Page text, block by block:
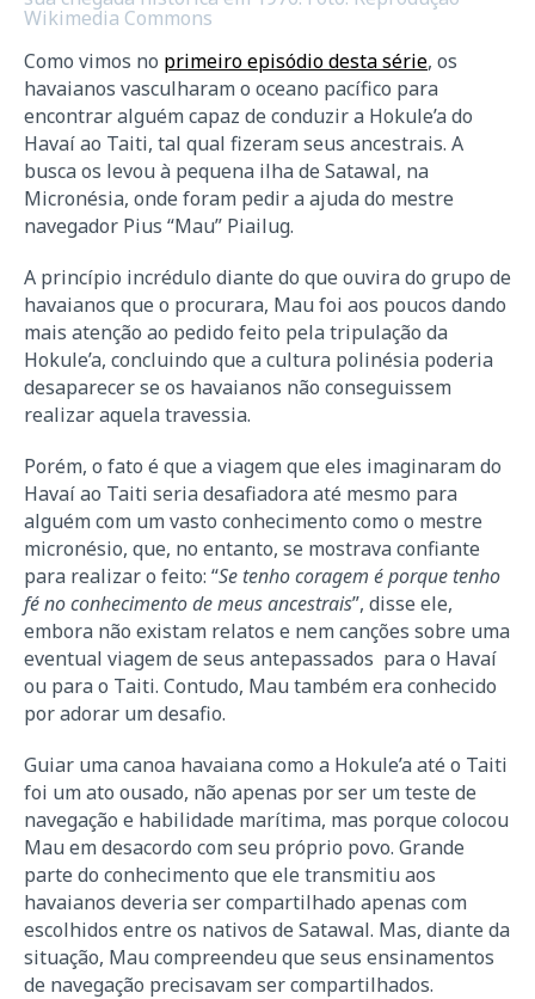
Wikimedia Commons
Como vimos no primeiro episódio desta série, os
havaianos vasculharam o oceano pacífico para
encontrar alguém capaz de conduzir a Hokule’a do
Havaí ao Taiti, tal qual fizeram seus ancestrais. A
busca os levou à pequena ilha de Satawal, na
Micronésia, onde foram pedir a ajuda do mestre
navegador Pius “Mau” Piailug.
A princípio incrédulo diante do que ouvira do grupo de
havaianos que o procurara, Mau foi aos poucos dando
mais atenção ao pedido feito pela tripulação da
Hokule’a, concluindo que a cultura polinésia poderia
desaparecer se os havaianos não conseguissem
realizar aquela travessia.
Porém, o fato é que a viagem que eles imaginaram do
Havaí ao Taiti seria desafiadora até mesmo para
alguém com um vasto conhecimento como o mestre
micronésio, que, no entanto, se mostrava confiante
para realizar o feito: “Se tenho coragem é porque tenho
fé no conhecimento de meus ancestrais”, disse ele,
embora não existam relatos e nem canções sobre uma
eventual viagem de seus antepassados ​​ para o Havaí
ou para o Taiti. Contudo, Mau também era conhecido
por adorar um desafio.
Guiar uma canoa havaiana como a Hokule’a até o Taiti
foi um ato ousado, não apenas por ser um teste de
navegação e habilidade marítima, mas porque colocou
Mau em desacordo com seu próprio povo. Grande
parte do conhecimento que ele transmitiu aos
havaianos deveria ser compartilhado apenas com
escolhidos entre os nativos de Satawal. Mas, diante da
situação, Mau compreendeu que seus ensinamentos
de navegação precisavam ser compartilhados.